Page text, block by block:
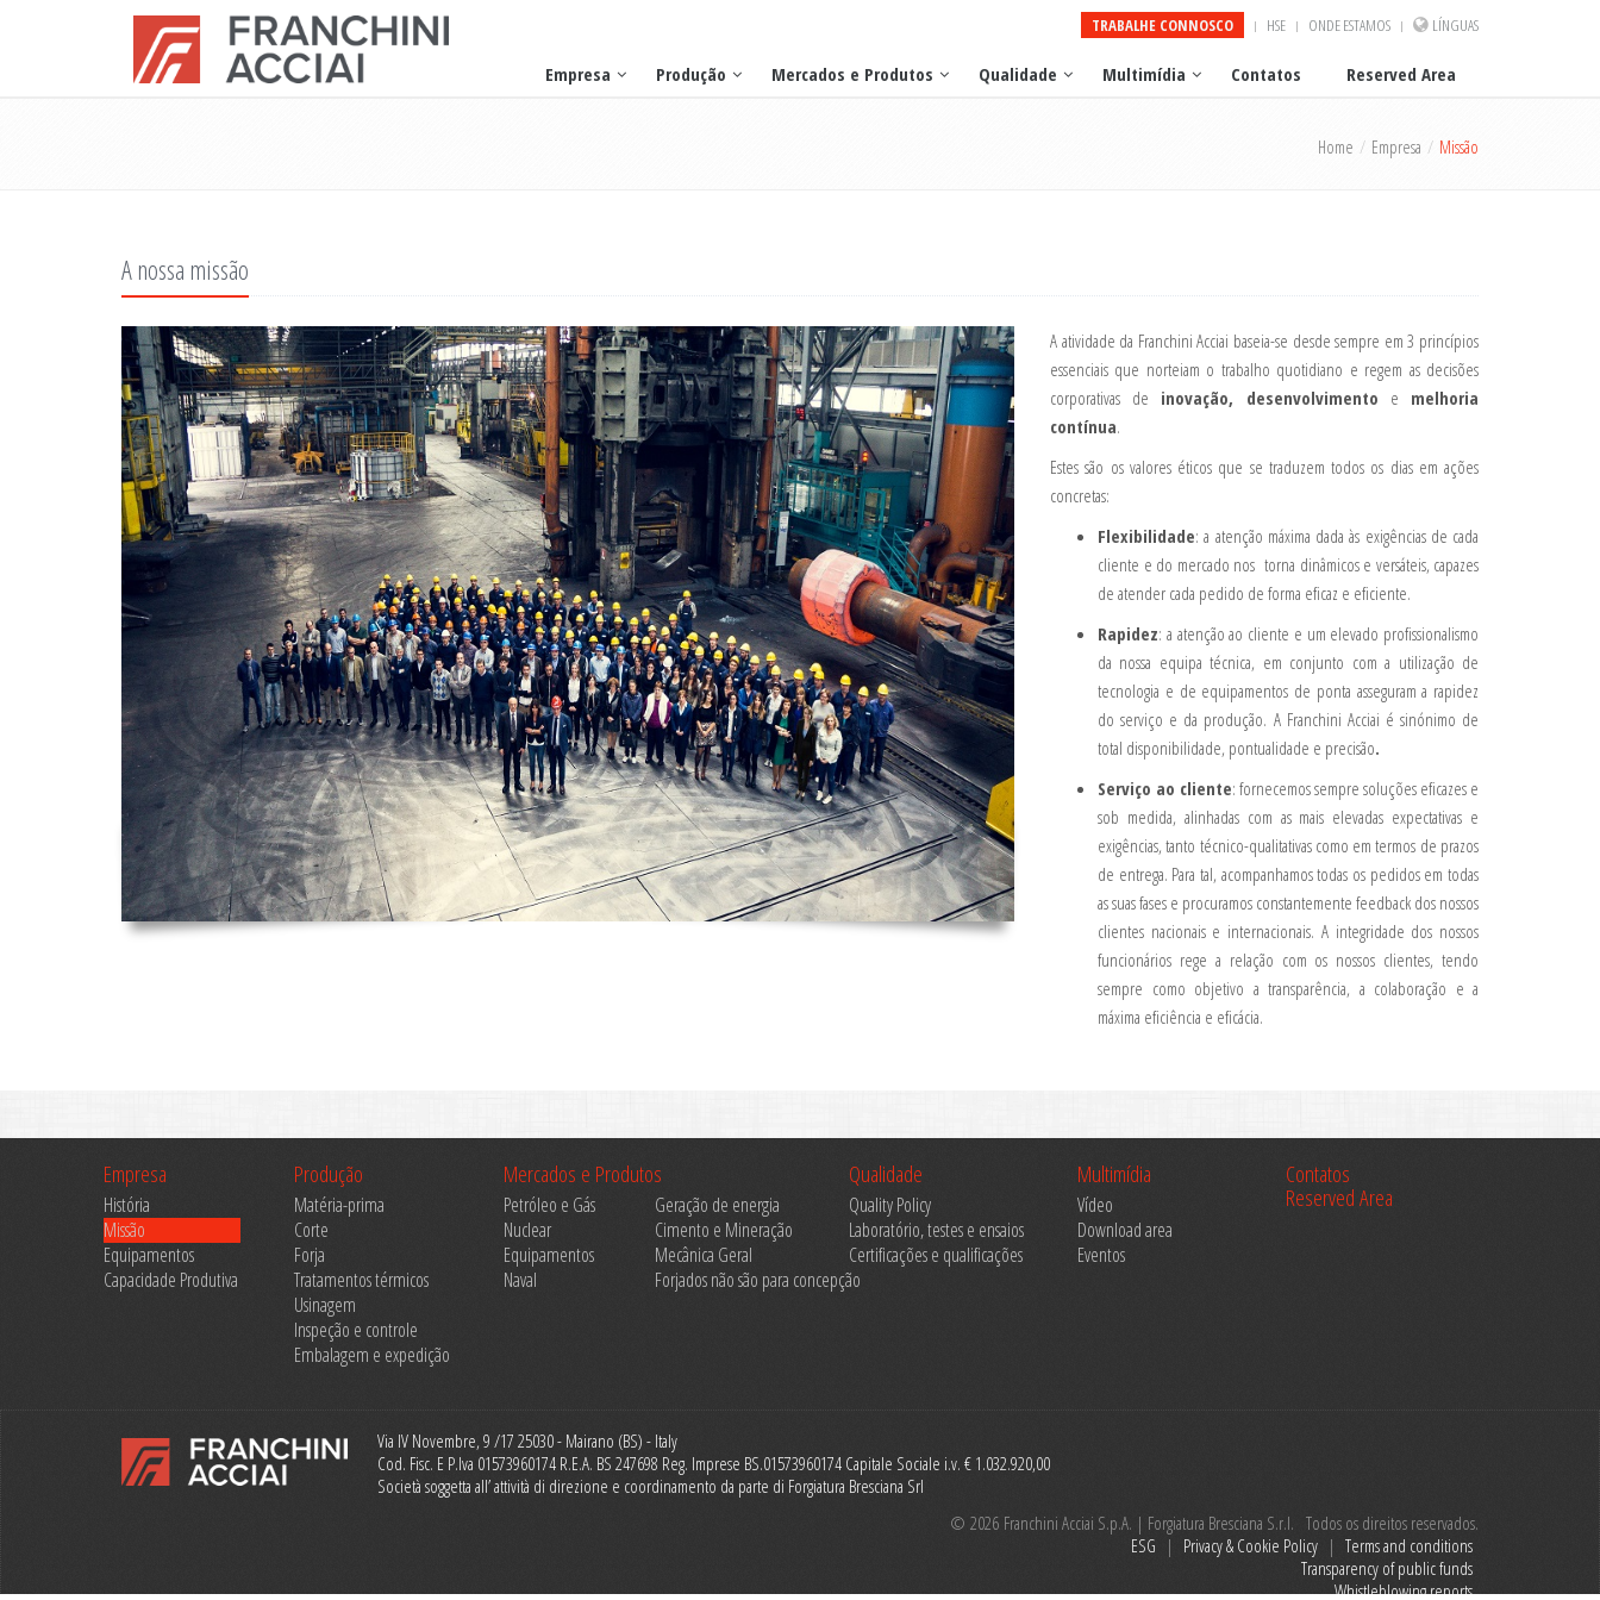
TRABALHE CONNOSCO HSE ONDE ESTAMOS LÍNGUAS
Empresa Produção Mercados e Produtos Qualidade Multimídia Contatos Reserved Area
Home Empresa Missão
A nossa missão
A atividade da Franchini Acciai baseia-se desde sempre em 3 princípios
essenciais que norteiam o trabalho quotidiano e regem as decisões
corporativas de inovação, desenvolvimento e melhoria
contínua.
Estes são os valores éticos que se traduzem todos os dias em ações
concretas:
Flexibilidade: a atenção máxima dada às exigências de cada
cliente e do mercado nos torna dinâmicos e versáteis, capazes
de atender cada pedido de forma eficaz e eficiente.
Rapidez: a atenção ao cliente e um elevado profissionalismo
da nossa equipa técnica, em conjunto com a utilização de
tecnologia e de equipamentos de ponta asseguram a rapidez
do serviço e da produção. A Franchini Acciai é sinónimo de
total disponibilidade, pontualidade e precisão.
Serviço ao cliente: fornecemos sempre soluções eficazes e
sob medida, alinhadas com as mais elevadas expectativas e
exigências, tanto técnico-qualitativas como em termos de prazos
de entrega. Para tal, acompanhamos todas os pedidos em todas
as suas fases e procuramos constantemente feedback dos nossos
clientes nacionais e internacionais. A integridade dos nossos
funcionários rege a relação com os nossos clientes, tendo
sempre como objetivo a transparência, a colaboração e a
máxima eficiência e eficácia.
Empresa
História
Missão
Equipamentos
Capacidade Produtiva
Produção
Matéria-prima
Corte
Forja
Tratamentos térmicos
Usinagem
Inspeção e controle
Embalagem e expedição
Mercados e Produtos
Petróleo e Gás
Geração de energia
Nuclear
Cimento e Mineração
Equipamentos
Mecânica Geral
Naval
Forjados não são para concepção
Qualidade
Quality Policy
Laboratório, testes e ensaios
Certificações e qualificações
Multimídia
Vídeo
Download area
Eventos
Contatos
Reserved Area
Via IV Novembre, 9 /17 25030 - Mairano (BS) - Italy
Cod. Fisc. E P.Iva 01573960174 R.E.A. BS 247698 Reg. Imprese BS.01573960174 Capitale Sociale i.v. € 1.032.920,00
Società soggetta all’ attività di direzione e coordinamento da parte di Forgiatura Bresciana Srl
© 2026 Franchini Acciai S.p.A. | Forgiatura Bresciana S.r.l. Todos os direitos reservados.
ESG | Privacy & Cookie Policy | Terms and conditions
Transparency of public funds
Whistleblowing reports